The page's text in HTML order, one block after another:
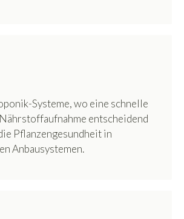
Systeme, wo eine schnelle
entscheidend
Pflanzengesundheit in
Anbausystemen.